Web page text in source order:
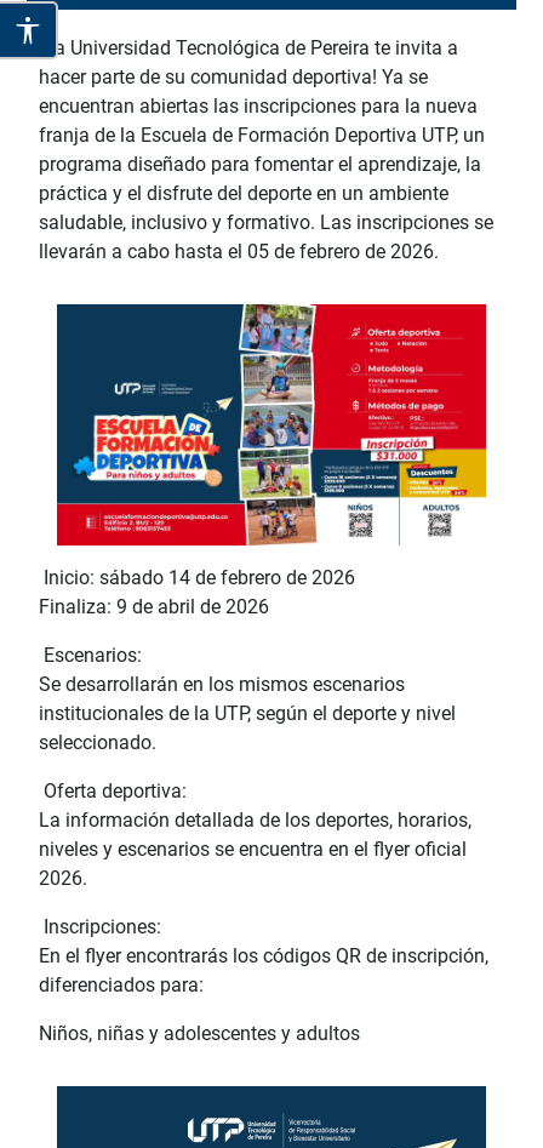
¡La Universidad Tecnológica de Pereira te invita a
hacer parte de su comunidad deportiva! Ya se
encuentran abiertas las inscripciones para la nueva
franja de la Escuela de Formación Deportiva UTP, un
programa diseñado para fomentar el aprendizaje, la
práctica y el disfrute del deporte en un ambiente
saludable, inclusivo y formativo. Las inscripciones se
llevarán a cabo hasta el 05 de febrero de 2026.
Inicio: sábado 14 de febrero de 2026
Finaliza: 9 de abril de 2026
Escenarios:
Se desarrollarán en los mismos escenarios
institucionales de la UTP, según el deporte y nivel
seleccionado.
Oferta deportiva:
La información detallada de los deportes, horarios,
niveles y escenarios se encuentra en el flyer oficial
2026.
Inscripciones:
En el flyer encontrarás los códigos QR de inscripción,
diferenciados para:
Niños, niñas y adolescentes y adultos